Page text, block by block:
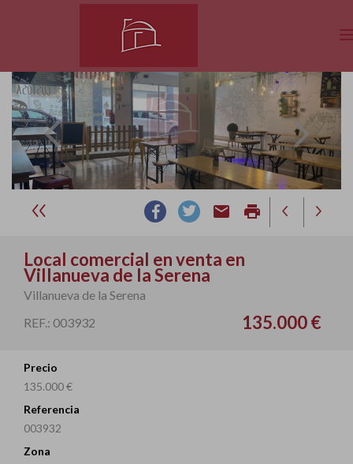
email print
Local comercial en venta en
Villanueva de la Serena
Villanueva de la Serena
REF.: 003932
135.000 €
Precio
135.000 €
Referencia
003932
Zona